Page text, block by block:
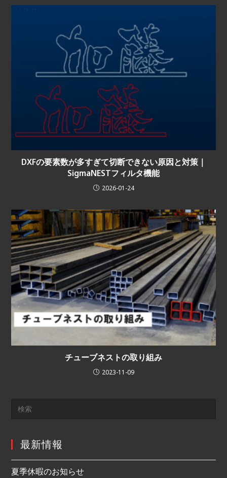
DXFの要素数が多すぎて切断できない原因と対策｜
SigmaNESTフィルタ機能
2026-01-24
チューブネストの取り組み
2023-11-09
最新情報
夏季休暇のお知らせ